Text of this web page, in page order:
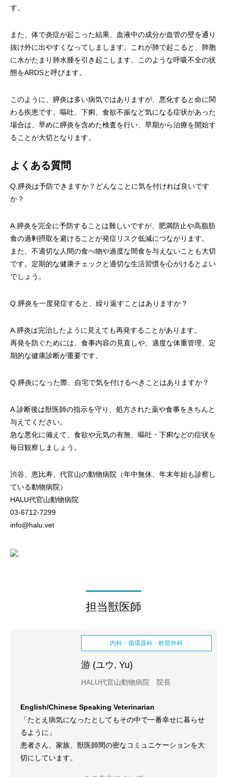
す。
また、体で炎症が起こった結果、血液中の成分が血管の壁を通り
抜け外に出やすくなってしまします。これが肺で起こると、肺胞
に水がたまり肺水腫を引き起こします。このような呼吸不全の状
態をARDSと呼びます。
このように、膵炎は多い病気ではありますが、悪化すると命に関
わる疾患です。嘔吐、下痢、食欲不振など気になる症状があった
場合は、早めに膵炎を含めた検査を行い、早期から治療を開始す
ることが大切となります。
よくある質問
Q.膵炎は予防できますか？どんなことに気を付ければ良いです
か？
A.膵炎を完全に予防することは難しいですが、肥満防止や高脂肪
食の過剰摂取を避けることが発症リスク低減につながります。
また、不適切な人間の食べ物や過度な間食を与えないことも大切
です。定期的な健康チェックと適切な生活習慣を心がけるとよい
でしょう。
Q.膵炎を一度発症すると、繰り返すことはありますか？
A.膵炎は完治したように見えても再発することがあります。
再発を防ぐためには、食事内容の見直しや、適度な体重管理、定
期的な健康診断が重要です。
Q.膵炎になった際、自宅で気を付けるべきことはありますか？
A.診断後は獣医師の指示を守り、処方された薬や食事をきちんと
与えてください。
急な悪化に備えて、食欲や元気の有無、嘔吐・下痢などの症状を
毎日観察しましょう。
渋谷、恵比寿、代官山の動物病院（年中無休、年末年始も診察し
ている動物病院）
HALU代官山動物病院
03-6712-7299
info@halu.vet
担当獣医師
内科・循環器科・軟部外科
游 (ユウ, Yu)
HALU代官山動物病院 院長
English/Chinese Speaking Veterinarian
「たとえ病気になったとしてもその中で一番幸せに暮らせ
るように」
患者さん、家族、獣医師間の密なコミュニケーションを大
切にしています。